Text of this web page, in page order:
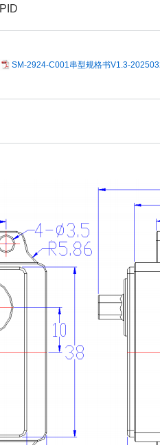
PID
SM-2924-C001串型规格书V1.3-